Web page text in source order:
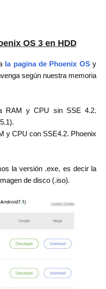
OS 3 en HDD
la pagina de Phoenix OSy
según nuestra memoria
RAM yCPU sin SSE 4.2.
y CPU con SSE4.2. Phoenix
la versión .exe, es decir la
de disco (.iso).